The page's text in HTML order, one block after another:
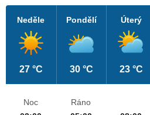
Neděle
27 °C
Pondělí
30 °C
Úterý
23 °C
Noc
Ráno